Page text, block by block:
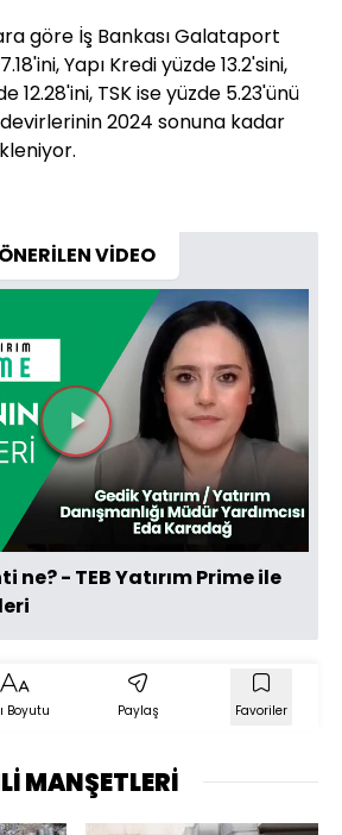
göre İş Bankası Galataport
Yapı Kredi yüzde 13.2'sini,
12.28'ini, TSK ise yüzde 5.23'ünü
2024 sonuna kadar
ÖNERİLEN VİDEO
Videoyu
Oynat
ne? - TEB Yatırım Prime ile
Boyutu Paylaş Favoriler
MANŞETLERİ